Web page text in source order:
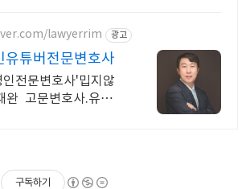
lawyerrim 광고
유튜버전문변호사
전문변호사'밉지않
완 고문변호사.유명인
구독하기